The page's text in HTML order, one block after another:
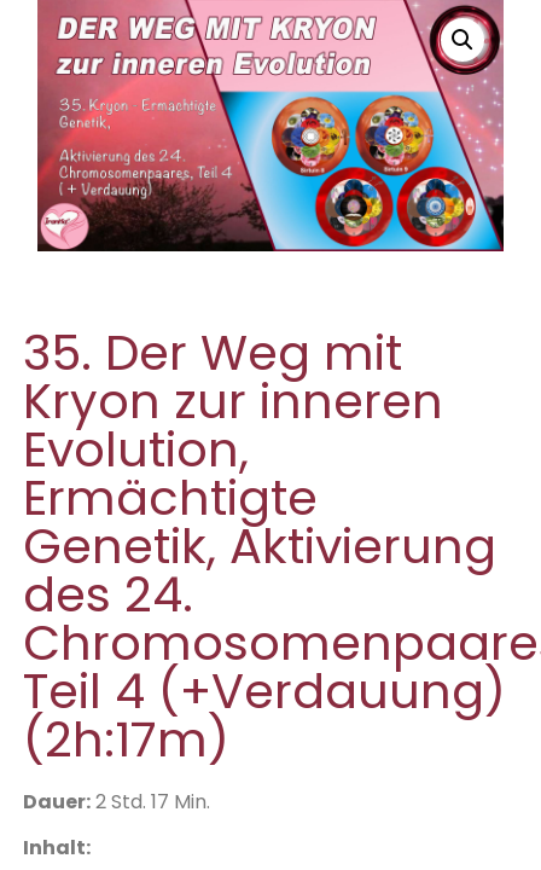
35. Der Weg mit
Kryon zur inneren
Evolution,
Ermächtigte
Genetik, Aktivierung
des 24.
Teil 4 (+Verdauung)
(2h:17m)
Dauer:2 Std. 17 Min.
Inhalt: